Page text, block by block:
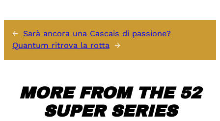
← Sarà ancora una Cascais di passione?
Quantum ritrova la rotta →
MORE FROM THE 52
SUPER SERIES